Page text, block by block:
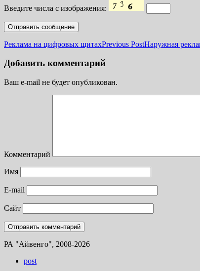
Введите числа с изображения:
Реклама на цифровых щитахPrevious PostНаружная
Добавить комментарий
Ваш e-mail не будет опубликован.
Комментарий
Имя
E-mail
Сайт
РА "Айвенго", 2008-2026
post